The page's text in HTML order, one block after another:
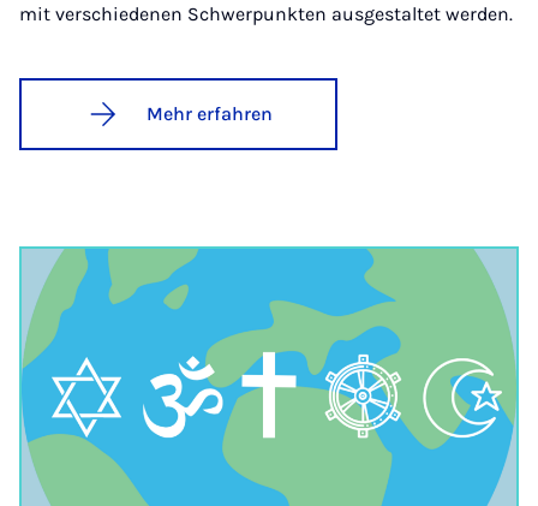
mit verschiedenen Schwerpunkten ausgestaltet werden.
Mehr erfahren